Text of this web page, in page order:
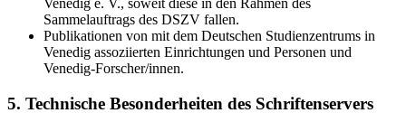
Venedig e. V., soweit diese in den Rahmen des
Sammelauftrags des DSZV fallen.
Publikationen von mit dem Deutschen Studienzentrums in
Venedig assoziierten Einrichtungen und Personen und
Venedig-Forscher/innen.
5. Technische Besonderheiten des Schriftenservers